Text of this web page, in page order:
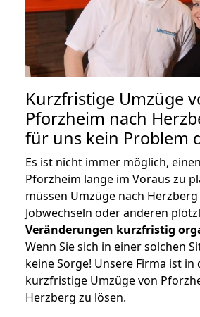
Kurzfristige Umzüge
Pforzheim nach
für uns kein Problem
Es ist nicht immer möglich,
Pforzheim lange im Voraus zu
müssen Umzüge nach
Jobwechseln oder anderen
Veränderungen kurzfristig
Wenn Sie sich in einer solchen
keine Sorge! Unsere Firma ist in
kurzfristige Umzüge von
Herzberg zu lösen.